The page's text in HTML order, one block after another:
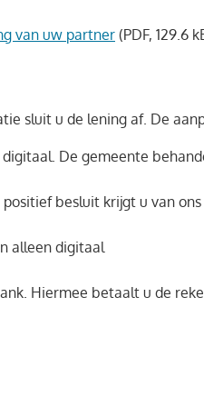
van uw partner (PDF, 129.6
sluit u de lening af. De
De gemeente
besluit krijgt u van
alleen digitaal
Hiermee betaalt u de